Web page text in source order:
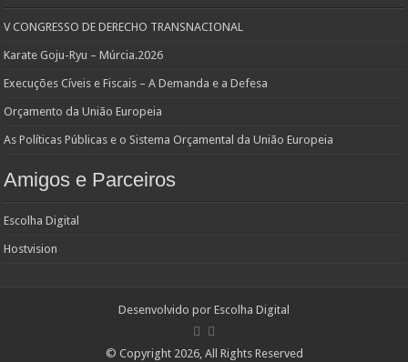
V CONGRESSO DE DERECHO TRANSNACIONAL
Karate Goju-Ryu – Múrcia.2026
Execuções Cíveis e Fiscais – A Demanda e a Defesa
Orçamento da União Europeia
As Políticas Públicas e o Sistema Orçamental da União Europeia
Amigos e Parceiros
Escolha Digital
Hostvision
Desenvolvido por Escolha Digital
© Copyright 2026, All Rights Reserved